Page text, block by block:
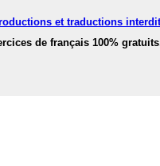
et traductions
de français 100%